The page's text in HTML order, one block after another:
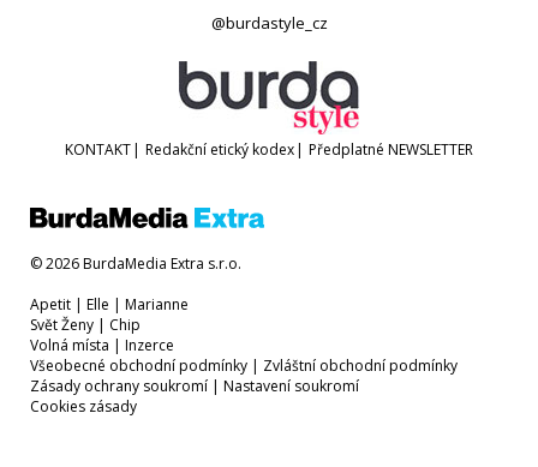
@burdastyle_cz
KONTAKT| Redakční etický kodex| Předplatné NEWSLETTER
© 2026 BurdaMedia Extra s.r.o.
Apetit | Elle | Marianne
Svět Ženy | Chip
Volná místa | Inzerce
Všeobecné obchodní podmínky | Zvláštní obchodní podmínky
Zásady ochrany soukromí | Nastavení soukromí
Cookies zásady